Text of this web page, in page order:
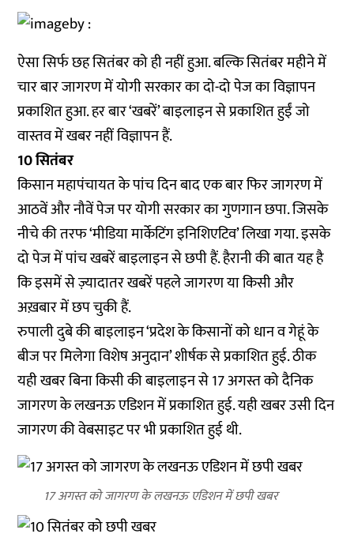
ऐसा सिर्फ छह सितंबर को ही नहीं हुआ. बल्कि सितंबर महीने में
चार बार जागरण में योगी सरकार का दो-दो पेज का विज्ञापन
प्रकाशित हुआ. हर बार ‘खबरें’ बाइलाइन से प्रकाशित हुईं जो
वास्तव में खबर नहीं विज्ञापन हैं.
10 सितंबर
किसान महापंचायत के पांच दिन बाद एक बार फिर जागरण में
आठवें और नौवें पेज पर योगी सरकार का गुणगान छपा. जिसके
नीचे की तरफ ‘मीडिया मार्केटिंग इनिशिएटिव’ लिखा गया. इसके
दो पेज में पांच खबरें बाइलाइन से छपी हैं. हैरानी की बात यह है
कि इसमें से ज़्यादातर खबरें पहले जागरण या किसी और
अख़बार में छप चुकी हैं.
रुपाली दुबे की बाइलाइन ‘प्रदेश के किसानों को धान व गेहूं के
बीज पर मिलेगा विशेष अनुदान’ शीर्षक से प्रकाशित हुई. ठीक
यही खबर बिना किसी की बाइलाइन से 17 अगस्त को दैनिक
जागरण के लखनऊ एडिशन में प्रकाशित हुई. यही खबर उसी दिन
जागरण की वेबसाइट पर भीप्रकाशितहुई थी.
17 अगस्त को जागरण के लखनऊ एडिशन में छपी खबर